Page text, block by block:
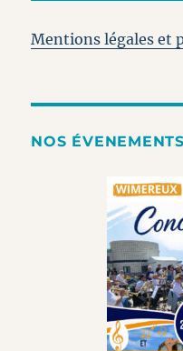
Mentions légales et
NOS ÉVENEMENTS